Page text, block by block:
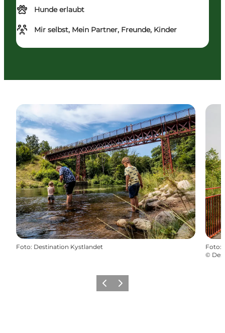
Hunde erlaubt
Mir selbst, Mein Partner, Freunde, Kinder
Foto: Destination Kystlandet Foto:
©
ZurückWeiter